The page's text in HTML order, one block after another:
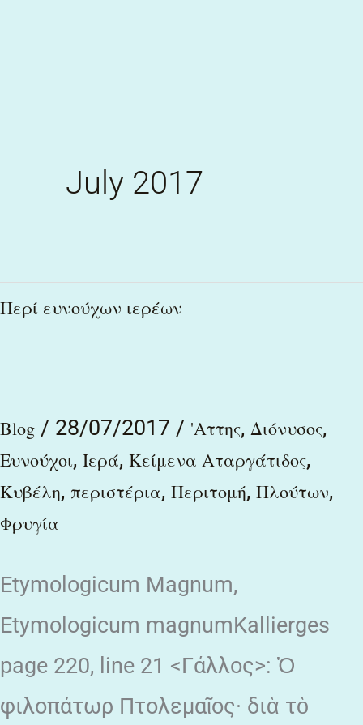
July 2017
Περί ευνούχων ιερέων
Blog / 28/07/2017 / 'Αττης, Διόνυσος,
Ευνούχοι, Ιερά, Κείμενα Αταργάτιδος,
Κυβέλη, περιστέρια, Περιτομή, Πλούτων,
Φρυγία
Etymologicum Magnum,
Etymologicum magnumKallierges
page 220, line 21 <Γάλλος>: Ὁ
φιλοπάτωρ Πτολεμαῖος· διὰ τὸ
Περί